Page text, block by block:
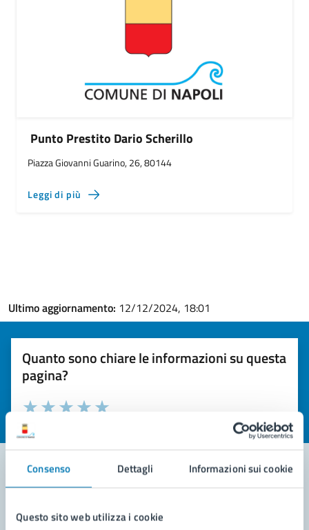
Consenso Dettagli Informazioni sui cookie
Questo sito web utilizza i cookie
Punto Prestito Dario Scherillo
Piazza Giovanni Guarino, 26, 80144
Leggi di più
Ultimo aggiornamento: 12/12/2024, 18:01
Quanto sono chiare le informazioni su questa
pagina?
Valuta la chiarezza delle informazioni (da 1 a 5 stelle)
Seleziona il numero di stelle per valutare la chiarezza delle
Valuta 1 stelle su 5